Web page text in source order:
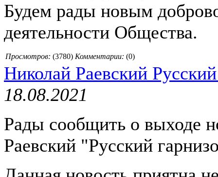
Будем рады новым
деятельности Общества.
Просмотров: (3780) Комментарии: (0)
Николай Раевский
18.08.2021
Рады сообщить о выходе
Раевский "Русский